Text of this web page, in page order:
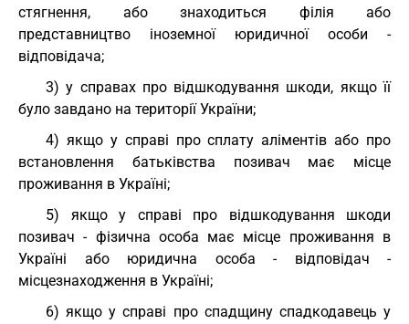
стягнення, або знаходиться філія або
представництво іноземної юридичної особи -
відповідача;
3) у справах про відшкодування шкоди, якщо її
було завдано на території України;
4) якщо у справі про сплату аліментів або про
встановлення батьківства позивач має місце
проживання в Україні;
5) якщо у справі про відшкодування шкоди
позивач - фізична особа має місце проживання в
Україні або юридична особа - відповідач -
місцезнаходження в Україні;
6) якщо у справі про спадщину спадкодавець у